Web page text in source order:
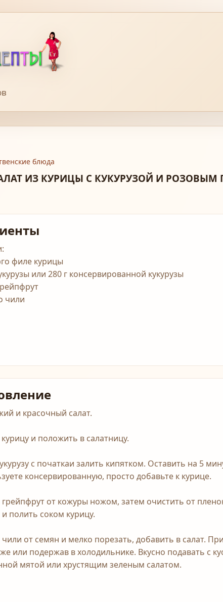
блюда
ИЗ КУРИЦЫ С КУКУРУЗОЙ И РОЗОВЫМ
филе курицы
или 280 г консервированной кукурузы
чили
и красочный салат.
и положить в салатницу.
с початкаи залить кипятком. Оставить на 5
консервированную, просто добавьте к курице.
от кожуры ножом, затем очистить от
полить соком курицу.
от семян и мелко порезать, добавить в салат.
же или подержав в холодильнике. Вкусно подавать с
мятой или хрустящим зеленым салатом.